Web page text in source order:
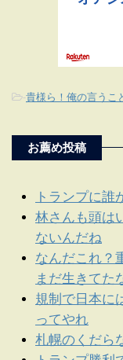
-貴様ら！俺の言うこ
お薦め投稿
トランプに誰
林さんも頭は
ないんだね
なんだこれ？
まだ生きてた
規制で日本に
ってやれ
札幌のくだら